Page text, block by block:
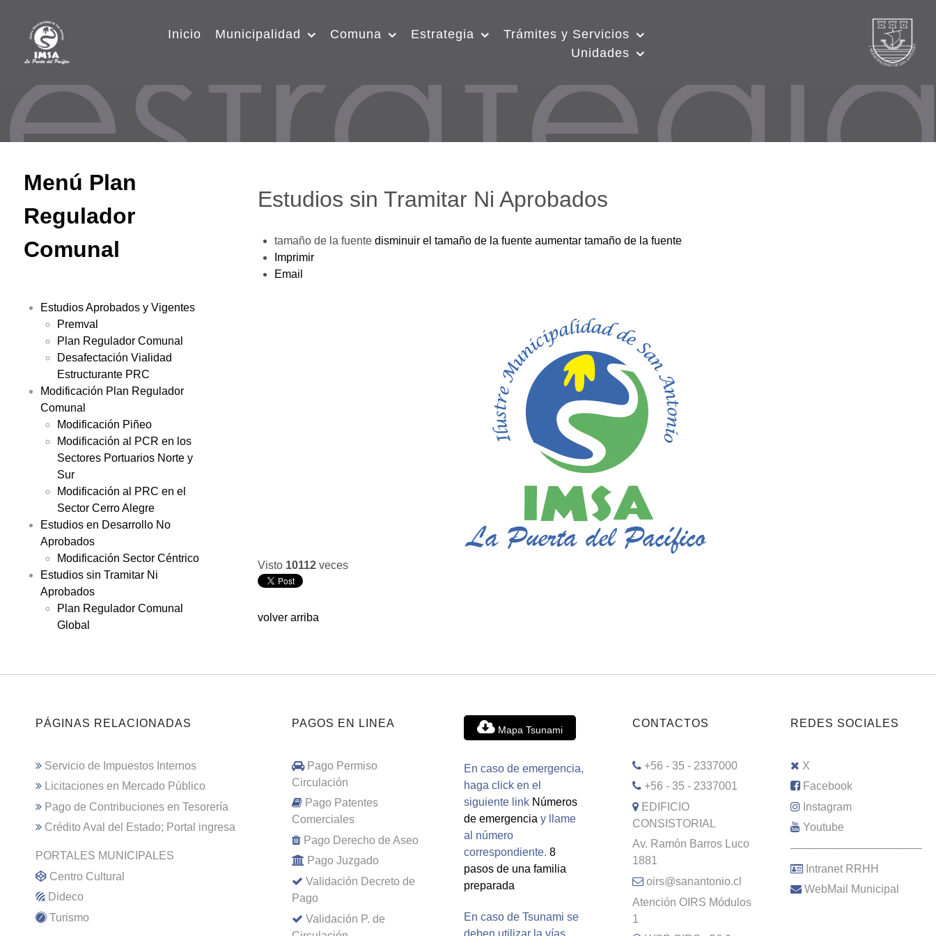
Inicio Municipalidad Comuna Estrategia
Trámites y Servicios
Unidades
Menú Plan
Regulador
Comunal
Estudios Aprobados y Vigentes
Premval
Plan Regulador Comunal
Desafectación Vialidad
Estructurante PRC
Modificación Plan Regulador
Comunal
Modificación Piñeo
Modificación al PCR en los
Sectores Portuarios Norte y
Sur
Modificación al PRC en el
Sector Cerro Alegre
Estudios en Desarrollo No
Aprobados
Modificación Sector Céntrico
Estudios sin Tramitar Ni
Aprobados
Plan Regulador Comunal
Global
Estudios sin Tramitar Ni Aprobados
tamaño de la fuente disminuir el tamaño de la fuente aumentar tamaño de la fuente
Imprimir
Email
Visto 10112 veces
volver arriba
PÁGINAS RELACIONADAS
Servicio de Impuestos Internos
Licitaciones en Mercado Público
Pago de Contribuciones en Tesorería
Crédito Aval del Estado; Portal ingresa
PORTALES MUNICIPALES
Centro Cultural
Dideco
Turismo
PAGOS EN LINEA
Pago Permiso
Circulación
Pago Patentes
Comerciales
Pago Derecho de Aseo
Pago Juzgado
Validación Decreto de
Pago
Validación P. de
Mapa Tsunami
En caso de emergencia,
haga click en el
siguiente link Números
de emergencia y llame
al número
correspondiente. 8
pasos de una familia
preparada
En caso de Tsunami se
deben utilizar la vías
CONTACTOS
+56 - 35 - 2337000
+56 - 35 - 2337001
EDIFICIO
CONSISTORIAL
Av. Ramón Barros Luco
1881
oirs@sanantonio.cl
Atención OIRS Módulos
1
REDES SOCIALES
X
Facebook
Instagram
Youtube
–––––––––––––––––––––
Intranet RRHH
WebMail Municipal